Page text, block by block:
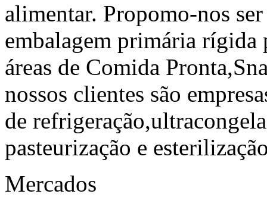
alimentar. Propomo-nos
embalagem primária rígida
áreas de Comida
nossos clientes são
de
pasteurização e
Mercados